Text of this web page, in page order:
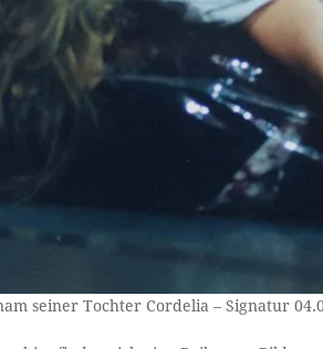
seiner Tochter Cordelia – Signatur